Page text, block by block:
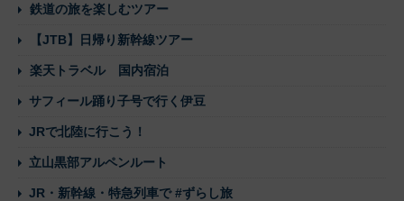
鉄道の旅を楽しむツアー
【JTB】日帰り新幹線ツアー
楽天トラベル 国内宿泊
サフィール踊り子号で行く伊豆
JRで北陸に行こう！
立山黒部アルペンルート
JR・新幹線・特急列車で #ずらし旅